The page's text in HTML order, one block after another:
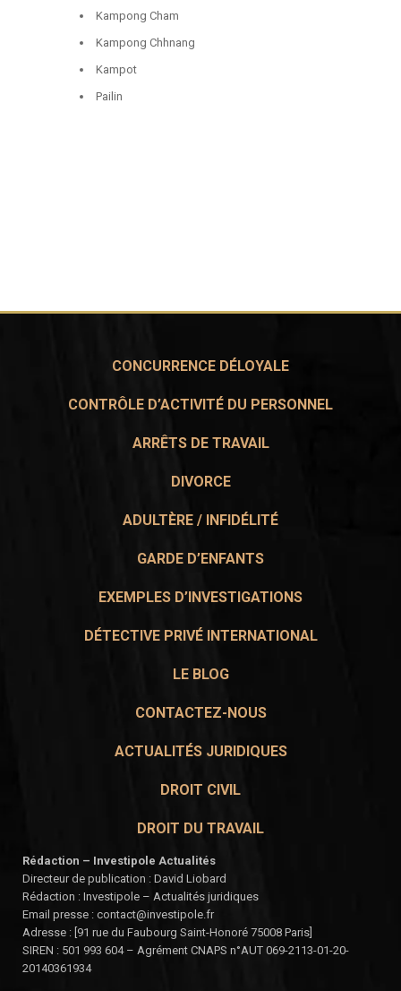
Kampong Cham
Kampong Chhnang
Kampot
Pailin
CONCURRENCE DÉLOYALE
CONTRÔLE D’ACTIVITÉ DU PERSONNEL
ARRÊTS DE TRAVAIL
DIVORCE
ADULTÈRE / INFIDÉLITÉ
GARDE D’ENFANTS
EXEMPLES D’INVESTIGATIONS
DÉTECTIVE PRIVÉ INTERNATIONAL
LE BLOG
CONTACTEZ-NOUS
ACTUALITÉS JURIDIQUES
DROIT CIVIL
DROIT DU TRAVAIL
Rédaction – Investipole Actualités
Directeur de publication : David Liobard
Rédaction : Investipole – Actualités juridiques
Email presse : contact@investipole.fr
Adresse : [91 rue du Faubourg Saint-Honoré 75008 Paris]
SIREN : 501 993 604 – Agrément CNAPS n°AUT 069-2113-01-20-
20140361934